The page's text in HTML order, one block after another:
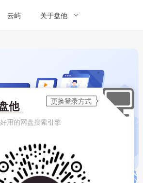
云屿 关于盘他
他
用的网盘搜索引擎